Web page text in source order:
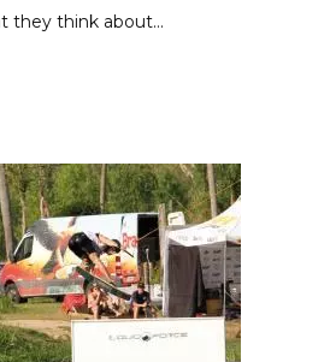
they think about...